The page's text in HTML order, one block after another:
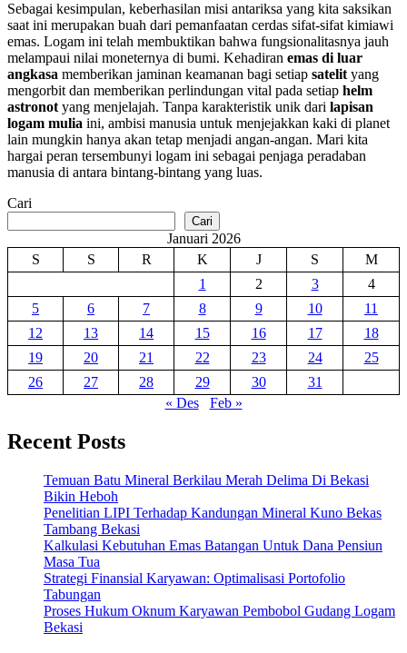
Sebagai kesimpulan, keberhasilan misi antariksa yang kita saksikan
saat ini merupakan buah dari pemanfaatan cerdas sifat-sifat kimiawi
emas. Logam ini telah membuktikan bahwa fungsionalitasnya jauh
melampaui nilai moneternya di bumi. Kehadiran emas di luar
angkasa memberikan jaminan keamanan bagi setiap satelit yang
mengorbit dan memberikan perlindungan vital pada setiap helm
astronot yang menjelajah. Tanpa karakteristik unik dari lapisan
logam mulia ini, ambisi manusia untuk menjejakkan kaki di planet
lain mungkin hanya akan tetap menjadi angan-angan. Mari kita
hargai peran tersembunyi logam ini sebagai penjaga peradaban
manusia di antara bintang-bintang yang luas.
Cari
Cari
Januari 2026
S
S R K J S
M
1
2 3
4
5
6 7 8 9 10
11
12
13 14 15 16 17
18
19
20 21 22 23 24
25
26
27 28 29 30
31
« Des
Feb »
Recent Posts
Temuan Batu Mineral Berkilau Merah Delima Di Bekasi
Bikin Heboh
Penelitian LIPI Terhadap Kandungan Mineral Kuno Bekas
Tambang Bekasi
Kalkulasi Kebutuhan Emas Batangan Untuk Dana Pensiun
Masa Tua
Strategi Finansial Karyawan: Optimalisasi Portofolio
Tabungan
Proses Hukum Oknum Karyawan Pembobol Gudang Logam
Bekasi